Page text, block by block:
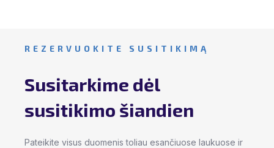
REZERVUOKITE SUSITIKIMĄ
Susitarkime dėl
susitikimo šiandien
Pateikite visus duomenis toliau esančiuose laukuose ir